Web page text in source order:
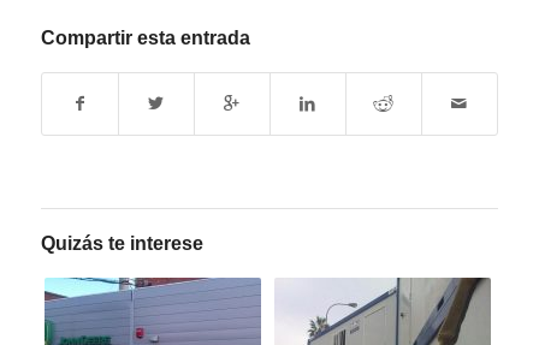
Compartir esta entrada
Quizás te interese